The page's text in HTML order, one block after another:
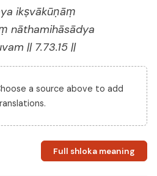
ikṣvākūṇāṃ
nāthamihāsādya
|| 7.73.15 ||
a source above to add
Full shloka meaning